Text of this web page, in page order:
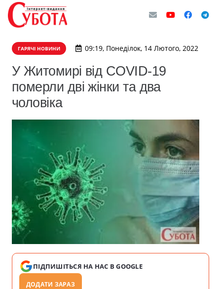
ГАРЯЧІ НОВИНИ 09:19, Понеділок, 14 Лютого, 2022
У Житомирі від COVID-19
померли дві жінки та два
чоловіка
ПІДПИШІТЬСЯ НА НАС В GOOGLE
ДОДАТИ ЗАРАЗ